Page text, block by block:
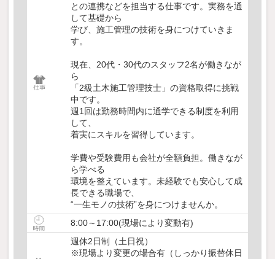
との連携などを担当する仕事です。実務を通
して基礎から
学び、施工管理の技術を身につけていきま
す。
現在、20代・30代のスタッフ2名が働きなが
ら
「2級土木施工管理技士」の資格取得に挑戦
中です。
週1回は勤務時間内に通学できる制度を利用
して、
着実にスキルを習得しています。
学費や受験費用も会社が全額負担。働きなが
ら学べる
環境を整えています。未経験でも安心して成
長できる職場で、
“一生モノの技術”を身につけませんか。
8:00～17:00(現場により変動有)
週休2日制（土日祝）
※現場より変更の場合有（しっかり振替休日